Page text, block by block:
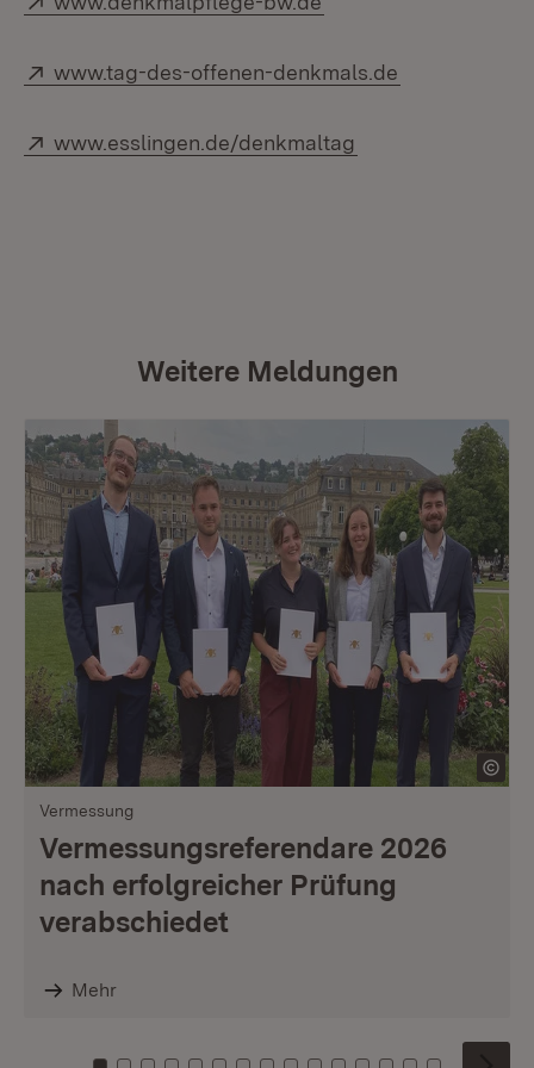
Extern:
www.tag-des-offenen-denkmals.de
Extern:
www.esslingen.de/denkmaltag
Weitere Meldungen
Vermessung
Vermessungsreferendare 2026
nach erfolgreicher Prüfung
verabschiedet
Mehr